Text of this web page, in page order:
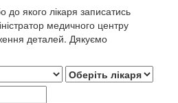
якого лікаря записатись
медичного центру
деталей. Дякуємо